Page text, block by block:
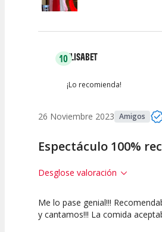
10ELISABET
¡Lo recomienda!
26 Noviembre 2023 Amigos
Espectáculo 100%
Desglose valoración
10 10
Me lo pase genial!!!
y cantamos!!! La comida